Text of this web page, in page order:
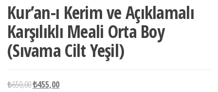
Kur’an-ı Kerim ve Açıklamalı
Karşılıklı Meali Orta Boy
(Sıvama Cilt Yeşil)
₺650,00Orijinal
₺455,00Şu